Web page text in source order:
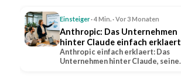
Einsteiger· 4 Min. · Vor 3 Monaten
Anthropic: Das Unternehmen
hinter Claude einfach erklaert
Anthropic einfach erklaert: Das
Unternehmen hinter Claude, seine